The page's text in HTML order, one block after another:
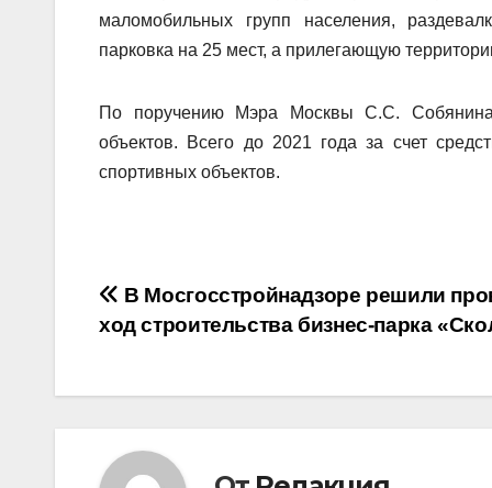
маломобильных групп населения,
парковка на 25 мест, а прилегающую
По поручению Мэра Москвы С.С. Собянина
объектов. Всего до 2021 года за счет
спортивных объектов.
Навигация
по
записям
В Мосгосстройнадзоре решили
ход строительства бизнес-парка